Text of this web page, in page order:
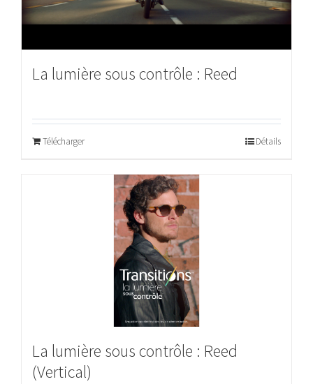
La lumière sous contrôle : Reed
Télécharger Détails
La lumière sous contrôle : Reed
(Vertical)